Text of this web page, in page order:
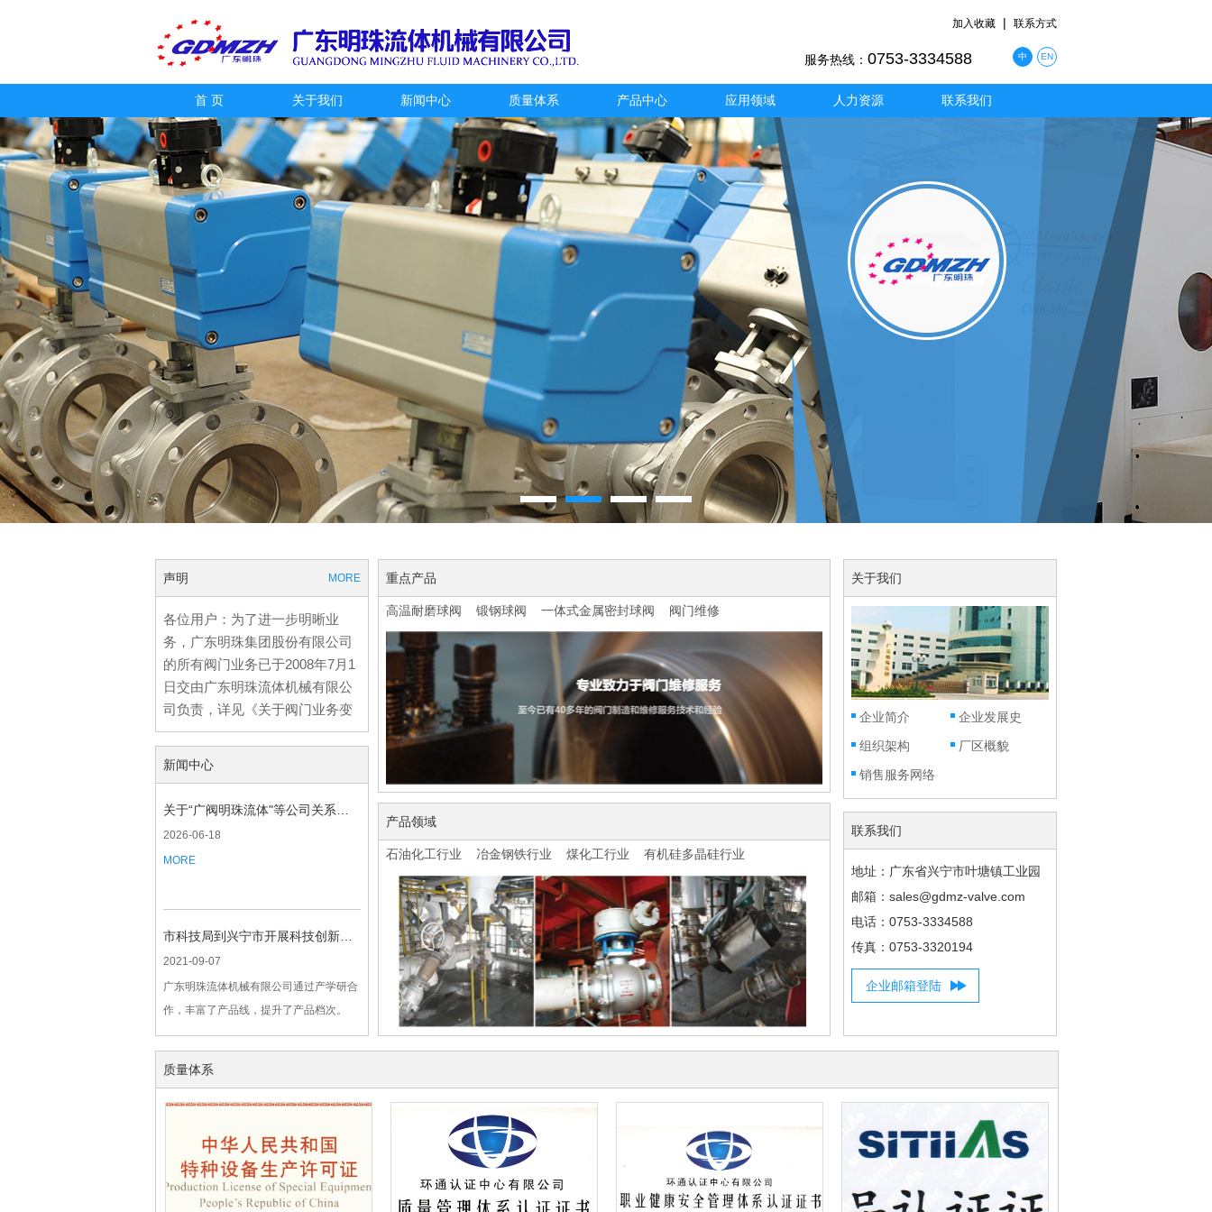
加入收藏 | 联系方式
服务热线： 0753-3334588 EN
中
首 页 关于我们 新闻中心 质量体系 产品中心 应用领域 人力资源 联系我们
3 4
声明 MORE
各位用户：为了进一步明晰业
务，广东明珠集团股份有限公司
的所有阀门业务已于2008年7月1
日交由广东明珠流体机械有限公
司负责，详见《关于阀门业务变
更的通知函》！
重点产品
高温耐磨球阀 锻钢球阀 一体式金属密封球阀 阀门维修
关于我们
企业简介
企业发展史
组织架构
厂区概貌
销售服务网络
新闻中心
2026-06-18
MORE
2021-09-07
广东明珠流体机械有限公司通过产学研合
作，丰富了产品线，提升了产品档次。
MORE
产品领域
石油化工行业 冶金钢铁行业 煤化工行业 有机硅多晶硅行业
联系我们
地址：广东省兴宁市叶塘镇工业园
邮箱：sales@gdmz-valve.com
电话：0753-3334588
传真：0753-3320194
企业邮箱登陆
质量体系